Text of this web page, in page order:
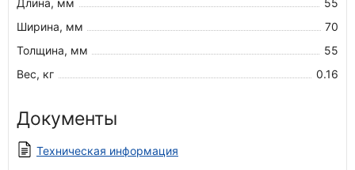
Длина, мм
55
Ширина, мм
70
Толщина, мм
55
Вес, кг
0.16
Документы
Техническая информация